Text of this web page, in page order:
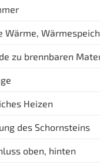
Wärme,
zu brennbaren
Heizen
des Schornsteins
oben, hinten